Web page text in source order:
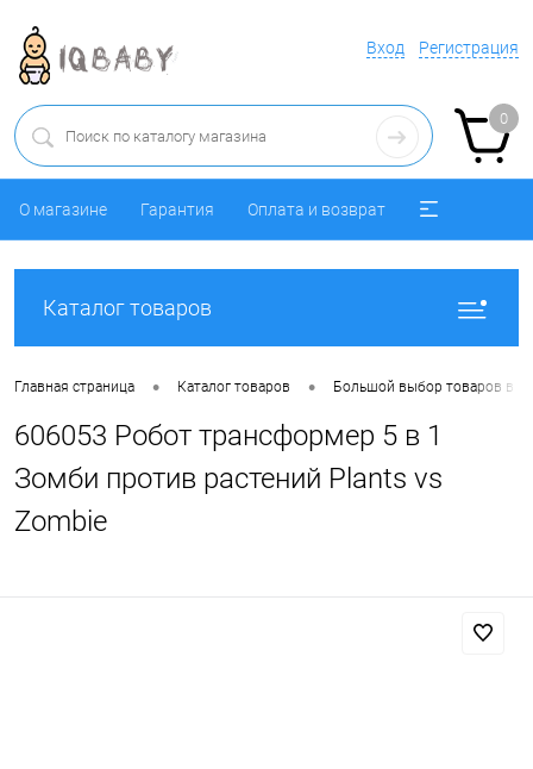
Вход Регистрация
0
О магазине Гарантия Оплата и возврат
Каталог товаров
Главная страница • Каталог товаров • Большой выбор товаров в
606053 Робот трансформер 5 в 1
Зомби против растений Plants vs
Zombie